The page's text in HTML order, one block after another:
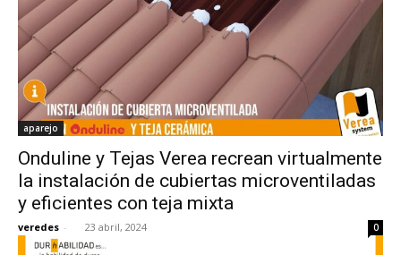
aparejo
Onduline y Tejas Verea recrean virtualmente
la instalación de cubiertas microventiladas
y eficientes con teja mixta
veredes - 23 abril, 2024 0